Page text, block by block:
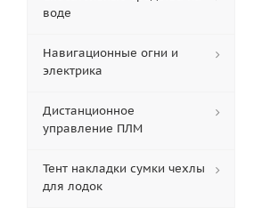
воде
Навигационные огни и
электрика
Дистанционное
управление ПЛМ
Тент накладки сумки чехлы
для лодок